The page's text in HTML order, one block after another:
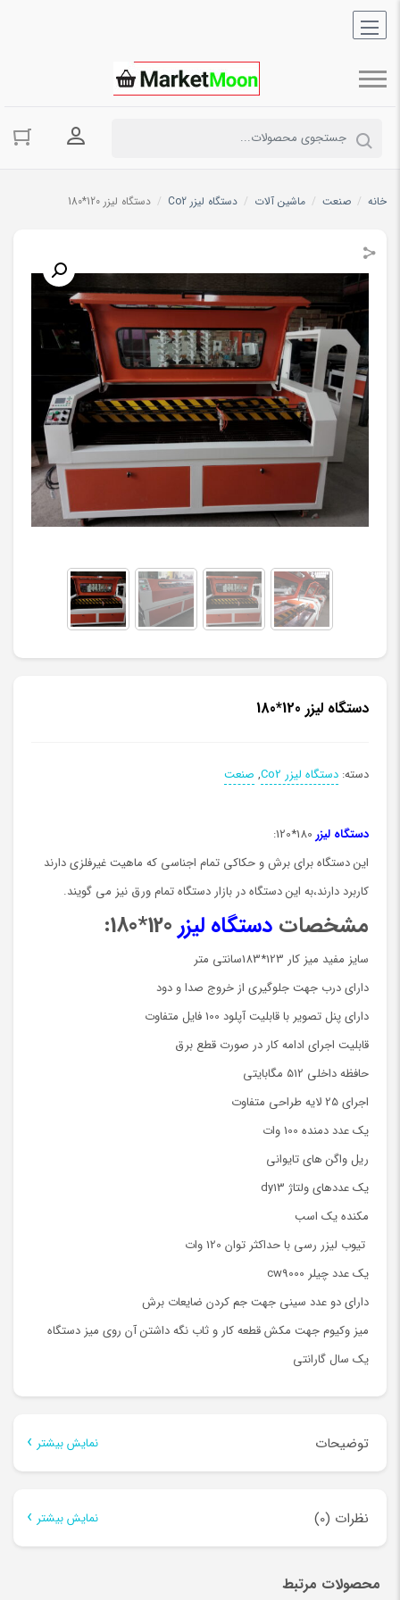
ورود به
خانه / صنعت / ماشین آلات / دستگاه لیزر Co2 / دستگاه لیزر 120*180
دستگاه لیزر 120*180
دسته: دستگاه لیزر Co2 , صنعت
دستگاه لیزر
این دستگاه برای برش و حکاکی تمام اجناسی که ماهیت غیرفلزی دارند
کاربرد دارند،به این دستگاه در بازار دستگاه تمام ورق نیز می گویند.
مشخصات دستگاه لیزر
سایز مفید میز کار 123*183سانتی متر
دارای درب جهت جلوگیری از خروج صدا و دود
دارای پنل تصویر با قابلیت آپلود 100 فایل متفاوت
قابلیت اجرای ادامه کار در صورت قطع برق
حافظه داخلی 512 مگابایتی
اجرای 25 لایه طراحی متفاوت
یک عدد دمنده 100 وات
ریل واگن های تایوانی
یک عددهای ولتاژ dy13
مکنده یک اسب
تیوب لیزر رسی با حداکثر توان 120 وات
یک عدد چیلر cw9000
دارای دو عدد سینی جهت جم کردن ضایعات برش
میز وکیوم جهت مکش قطعه کار و ثاب نگه داشتن آن روی میز دستگاه
یک سال گارانتی
توضیحات نمایش بیشتر
ویژگیهای منحصر به فرد دستگاهایلیزر:
استفاده از شاسی بسیار قوی در
نظرات (0) نمایش بیشتر
اولین کسی باشید که دیدگاهی می نویسد “دستگاه لیزر
محصولات مرتبط